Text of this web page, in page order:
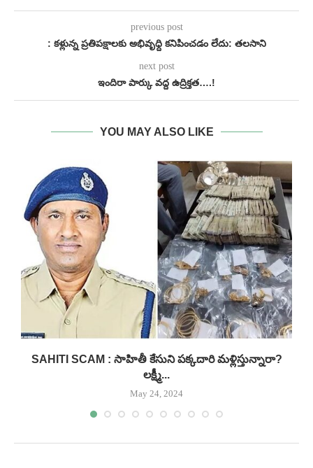
previous post
: కళ్లున్న ప్రతిపక్షాలకు అభివృధ్ది కనిపించడం లేదు: తలసాని
next post
ఇందిరా పార్కు వద్ద ఉద్రిక్తత….!
YOU MAY ALSO LIKE
SAHITI SCAM : సాహితీ కేసుని పక్కదారి మళ్లిస్తున్నారా?
లక్ష్మీ...
May 24, 2024